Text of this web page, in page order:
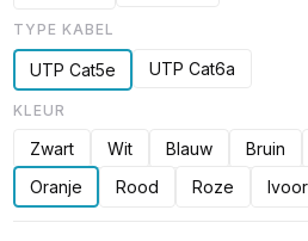
TYPE KABEL
UTP Cat5e UTP Cat6a
KLEUR
Zwart Wit Blauw Bruin
Oranje
Rood Roze Ivoor